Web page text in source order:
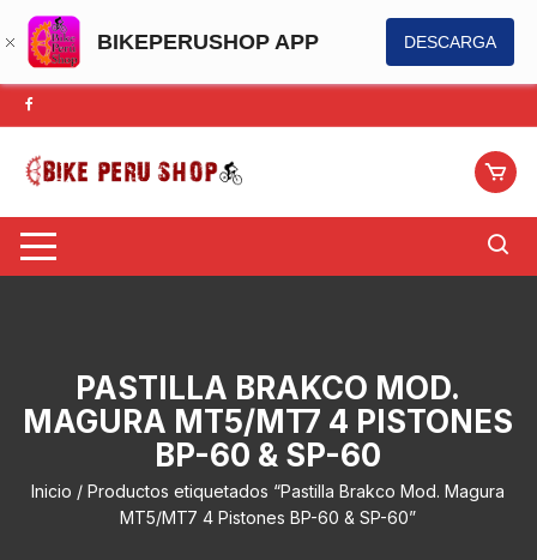
BIKEPERUSHOP APP DESCARGA
Saltar
al
contenido
PASTILLA BRAKCO MOD.
MAGURA MT5/MT7 4 PISTONES
BP-60 & SP-60
Inicio / Productos etiquetados “Pastilla Brakco Mod. Magura
MT5/MT7 4 Pistones BP-60 & SP-60”